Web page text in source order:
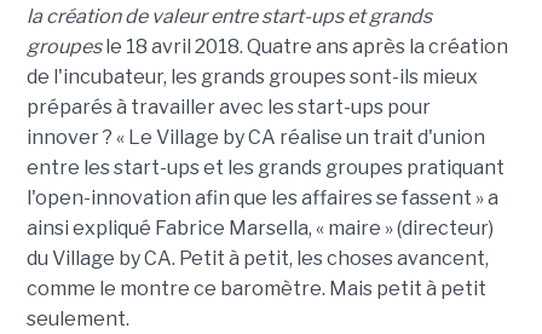
la création de valeur entre start-ups et grands
groupesle 18 avril 2018. Quatre ans après la création
de l'incubateur, les grands groupes sont-ils mieux
préparés à travailler avec les start-ups pour
innover ? « Le Village by CA réalise un trait d'union
entre les start-ups et les grands groupes pratiquant
l'open-innovation afin que les affaires se fassent » a
ainsi expliqué Fabrice Marsella, « maire » (directeur)
du Village by CA. Petit à petit, les choses avancent,
comme le montre ce baromètre. Mais petit à petit
seulement.